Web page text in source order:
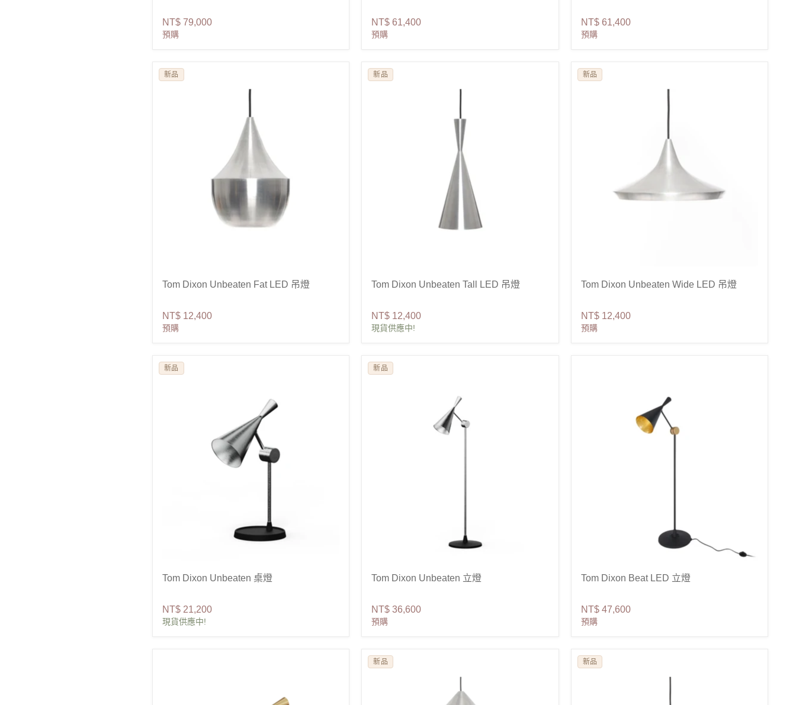
NT$ 79,000
預購
NT$ 61,400
預購
NT$ 61,400
預購
新品
Tom Dixon Unbeaten Fat LED 吊燈
NT$ 12,400
預購
新品
Tom Dixon Unbeaten Tall LED 吊燈
NT$ 12,400
現貨供應中!
新品
Tom Dixon Unbeaten Wide LED 吊燈
NT$ 12,400
預購
新品
Tom Dixon Unbeaten 桌燈
NT$ 21,200
現貨供應中!
新品
Tom Dixon Unbeaten 立燈
NT$ 36,600
預購
Tom Dixon Beat LED 立燈
NT$ 47,600
預購
新品 新品